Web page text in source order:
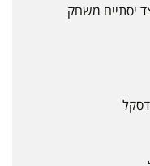
יסתיים משחק